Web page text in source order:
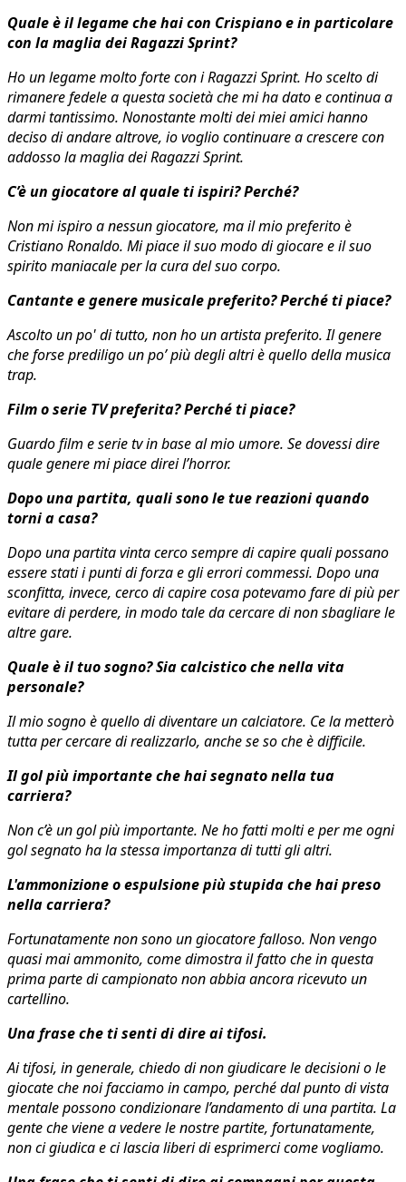
Quale è il legame che hai con Crispiano e in particolare
con la maglia dei Ragazzi Sprint?
Ho un legame molto forte con i Ragazzi Sprint. Ho scelto di
rimanere fedele a questa società che mi ha dato e continua a
darmi tantissimo. Nonostante molti dei miei amici hanno
deciso di andare altrove, io voglio continuare a crescere con
addosso la maglia dei Ragazzi Sprint.
C’è un giocatore al quale ti ispiri? Perché?
Non mi ispiro a nessun giocatore, ma il mio preferito è
Cristiano Ronaldo. Mi piace il suo modo di giocare e il suo
spirito maniacale per la cura del suo corpo.
Cantante e genere musicale preferito? Perché ti piace?
Ascolto un po' di tutto, non ho un artista preferito. Il genere
che forse prediligo un po’ più degli altri è quello della musica
trap.
Film o serie TV preferita? Perché ti piace?
Guardo film e serie tv in base al mio umore. Se dovessi dire
quale genere mi piace direi l’horror.
Dopo una partita, quali sono le tue reazioni quando
torni a casa?
Dopo una partita vinta cerco sempre di capire quali possano
essere stati i punti di forza e gli errori commessi. Dopo una
sconfitta, invece, cerco di capire cosa potevamo fare di più per
evitare di perdere, in modo tale da cercare di non sbagliare le
altre gare.
Quale è il tuo sogno? Sia calcistico che nella vita
personale?
Il mio sogno è quello di diventare un calciatore. Ce la metterò
tutta per cercare di realizzarlo, anche se so che è difficile.
Il gol più importante che hai segnato nella tua
carriera?
Non c’è un gol più importante. Ne ho fatti molti e per me ogni
gol segnato ha la stessa importanza di tutti gli altri.
L'ammonizione o espulsione più stupida che hai preso
nella carriera?
Fortunatamente non sono un giocatore falloso. Non vengo
quasi mai ammonito, come dimostra il fatto che in questa
prima parte di campionato non abbia ancora ricevuto un
cartellino.
Una frase che ti senti di dire ai tifosi.
Ai tifosi, in generale, chiedo di non giudicare le decisioni o le
giocate che noi facciamo in campo, perché dal punto di vista
mentale possono condizionare l’andamento di una partita. La
gente che viene a vedere le nostre partite, fortunatamente,
non ci giudica e ci lascia liberi di esprimerci come vogliamo.